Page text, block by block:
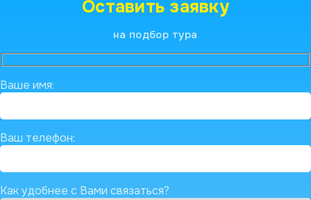
Оставить заявку
на подбор тура
Ваше имя:
Ваш телефон:
Как удобнее с Вами связаться?